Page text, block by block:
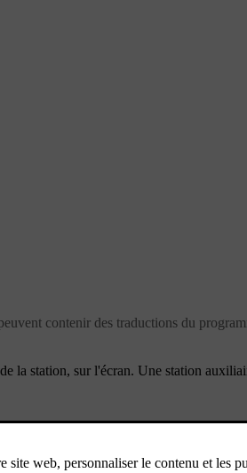
contenir des traductions du
la station, sur l'écran. Une station
sous-canaux, sélectionner un autre